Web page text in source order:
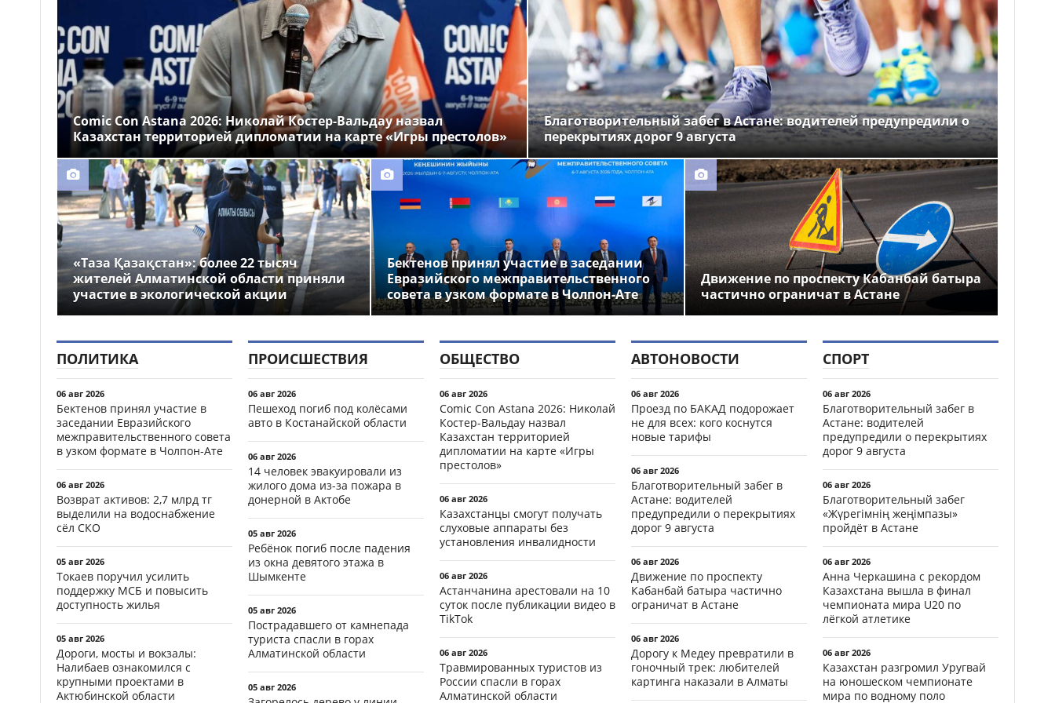
14:00
Более 1 млн тг: кому в
Казахстане предлагали
самые высокие зарплаты
12:55
Стало известно, на
какие специальности
выделили больше всего
грантов в Казахстане
Comic Con Astana 2026: Николай Костер-Вальдау назвал
Казахстан территорией дипломатии на карте «Игры престолов»
Благотворительный забег в Астане: водителей предупредили о
перекрытиях дорог 9 августа
«Таза Қазақстан»: более 22 тысяч
жителей Алматинской области приняли
участие в экологической акции
Бектенов принял участие в заседании
Евразийского межправительственного
совета в узком формате в Чолпон-Ате
Движение по проспекту Кабанбай батыра
частично ограничат в Астане
ПОЛИТИКА
06 авг 2026
Бектенов принял участие в
заседании Евразийского
межправительственного совета
в узком формате в Чолпон-Ате
06 авг 2026
Возврат активов: 2,7 млрд тг
выделили на водоснабжение
сёл СКО
05 авг 2026
Токаев поручил усилить
поддержку МСБ и повысить
доступность жилья
05 авг 2026
Дороги, мосты и вокзалы:
Налибаев ознакомился с
крупными проектами в
Актюбинской области
ПРОИСШЕСТВИЯ
06 авг 2026
Пешеход погиб под колёсами
авто в Костанайской области
06 авг 2026
14 человек эвакуировали из
жилого дома из-за пожара в
донерной в Актобе
05 авг 2026
Ребёнок погиб после падения
из окна девятого этажа в
Шымкенте
05 авг 2026
Пострадавшего от камнепада
туриста спасли в горах
Алматинской области
05 авг 2026
ОБЩЕСТВО
06 авг 2026
Comic Con Astana 2026: Николай
Костер-Вальдау назвал
Казахстан территорией
дипломатии на карте «Игры
престолов»
06 авг 2026
Казахстанцы смогут получать
слуховые аппараты без
установления инвалидности
06 авг 2026
Астанчанина арестовали на 10
суток после публикации видео в
TikTok
06 авг 2026
Травмированных туристов из
России спасли в горах
Алматинской области
АВТОНОВОСТИ
06 авг 2026
Проезд по БАКАД подорожает
не для всех: кого коснутся
новые тарифы
06 авг 2026
Благотворительный забег в
Астане: водителей
предупредили о перекрытиях
дорог 9 августа
06 авг 2026
Движение по проспекту
Кабанбай батыра частично
ограничат в Астане
06 авг 2026
Дорогу к Медеу превратили в
гоночный трек: любителей
картинга наказали в Алматы
СПОРТ
06 авг 2026
Благотворительный забег в
Астане: водителей
предупредили о перекрытиях
дорог 9 августа
06 авг 2026
Благотворительный забег
«Жүрегімнің жеңімпазы»
пройдёт в Астане
06 авг 2026
Анна Черкашина с рекордом
Казахстана вышла в финал
чемпионата мира U20 по
лёгкой атлетике
06 авг 2026
Казахстан разгромил Уругвай
на юношеском чемпионате
мира по водному поло